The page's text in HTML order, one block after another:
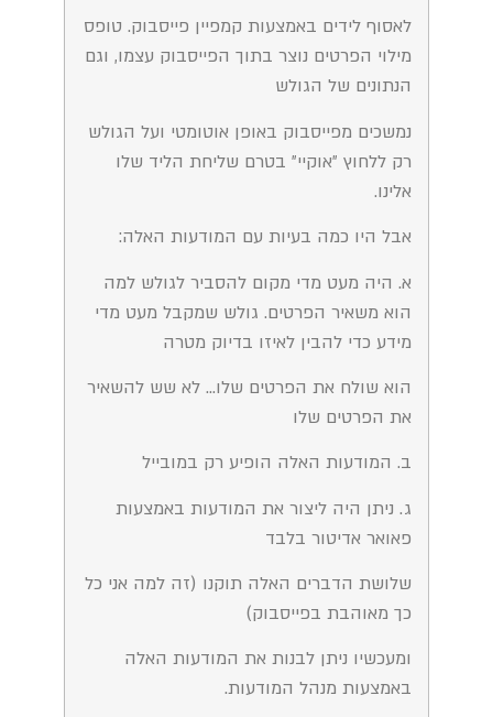
לאסוף לידים באמצעות קמפיין פייסבוק. טופס
מילוי הפרטים נוצר בתוך הפייסבוק עצמו, וגם
הנתונים של הגולש
נמשכים מפייסבוק באופן אוטומטי ועל הגולש
רק ללחוץ ״אוקיי״ בטרם שליחת הליד שלו
אלינו.
אבל היו כמה בעיות עם המודעות האלה:
א. היה מעט מדי מקום להסביר לגולש למה
הוא משאיר הפרטים. גולש שמקבל מעט מדי
מידע כדי להבין לאיזו בדיוק מטרה
הוא שולח את הפרטים שלו… לא שש להשאיר
את הפרטים שלו
ב. המודעות האלה הופיע רק במובייל
ג. ניתן היה ליצור את המודעות באמצעות
פאואר אדיטור בלבד
שלושת הדברים האלה תוקנו (זה למה אני כל
כך מאוהבת בפייסבוק)
ומעכשיו ניתן לבנות את המודעות האלה
באמצעות מנהל המודעות.